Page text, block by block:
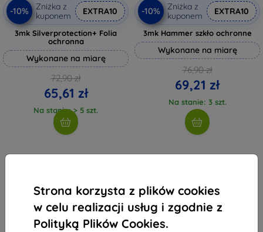
Strona korzysta z plików cookies
w celu realizacji usług i zgodnie z
Polityką Plików Cookies.
-10%
Zniżka z
kuponem
EXTRA10
3mk Silverprotection+ Folia
ochronna
Wykonane na miarę
72,90 zł
65,61 zł
Na stanie: > 5 szt.
-10%
Zniżka z
kuponem
EXTRA10
3mk Hammer szkło ochronne
Wykonane na miarę
76,90 zł
69,21 zł
Na stanie: 3 szt.